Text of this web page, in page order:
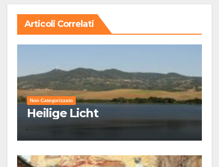
Articoli Correlati
Non Categorizzato
Heilige Licht